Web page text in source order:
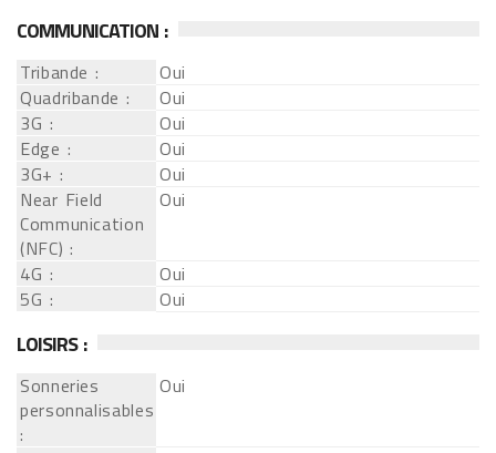
COMMUNICATION :
Tribande :
Oui
Quadribande :
Oui
3G :
Oui
Edge :
Oui
3G+ :
Oui
Near Field
Communication
(NFC) :
Oui
4G :
Oui
5G :
Oui
LOISIRS :
Sonneries
personnalisables
:
Oui